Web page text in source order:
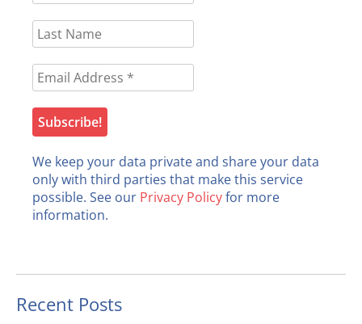
We keep your data private and share your data
only with third parties that make this service
possible. See our Privacy Policyfor more
information.
Recent Posts